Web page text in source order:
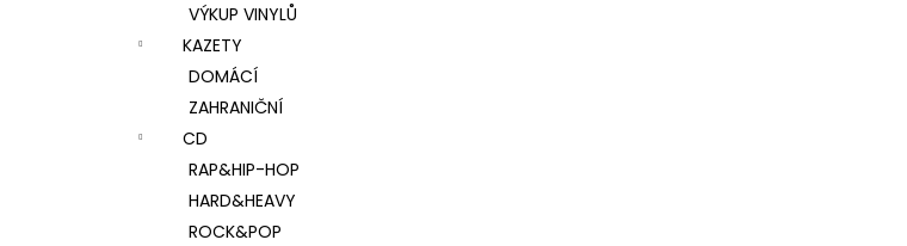
VÝKUP VINYLŮ
KAZETY
DOMÁCÍ
ZAHRANIČNÍ
CD
RAP&HIP-HOP
HARD&HEAVY
ROCK&POP